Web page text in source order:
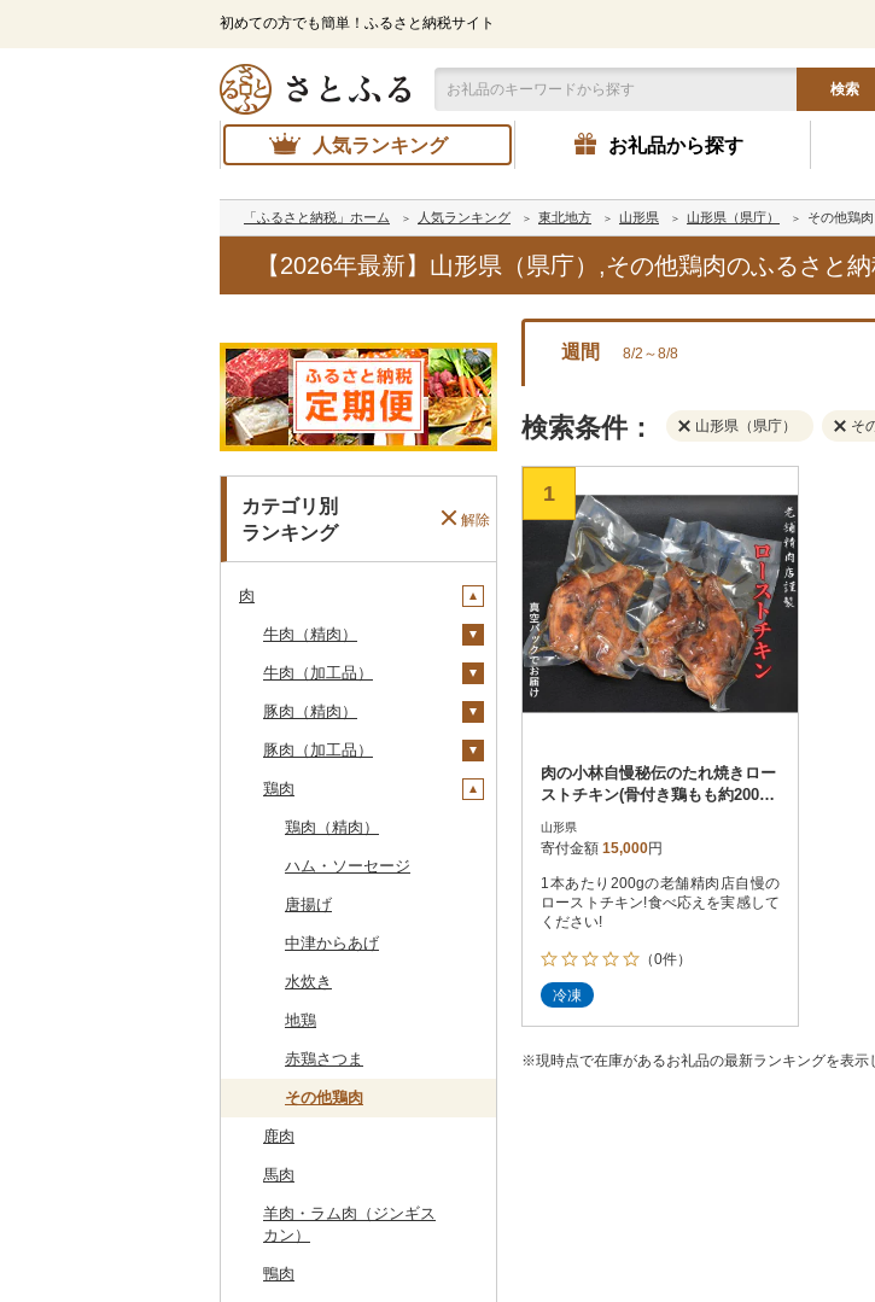
初めての方でも簡単！ふるさと納税サイト
検索
人気ランキング お礼品から探す
「ふるさと納税」ホーム 人気ランキング 東北地方 山形県 山形県（県庁） その他鶏肉
【2026年最新】山形県（県庁）,その他鶏肉のふるさと
カテゴリ別
ランキング
解除
肉
牛肉（精肉）
ステーキ
すき焼き
しゃぶしゃぶ
焼肉
牛タン
和牛
黒毛和牛
白老牛
仙台牛
米沢牛
山形牛
常陸牛
上州牛
飛騨牛
近江牛
牛肉（加工品）
ハンバーグ
もつ鍋
ローストビーフ
ビーフジャーキー
その他牛肉（加工品）
豚肉（精肉）
ステーキ
すき焼き
しゃぶしゃぶ
焼肉
アグー豚
その他豚肉（精肉）
豚肉（加工品）
ハンバーグ
もつ鍋
ハム
ソーセージ・ウインナ
鶏肉
鶏肉（精肉）
ハム・ソーセージ
唐揚げ
中津からあげ
水炊き
地鶏
赤鶏さつま
その他鶏肉
鹿肉
馬肉
羊肉・ラム肉（ジンギス
カン）
鴨肉
週間 8/2～8/8
検索条件： 山形県（県庁） そ
1
肉の小林自慢秘伝のたれ焼きロー
ストチキン(骨付き鶏もも約200g×
4本)クリスマスなどにもオススメ!
山形県
寄付金額 15,000円
1本あたり200gの老舗精肉店自慢の
ローストチキン!食べ応えを実感して
ください!
（0件）
冷凍
※現時点で在庫があるお礼品の最新ランキングを表示